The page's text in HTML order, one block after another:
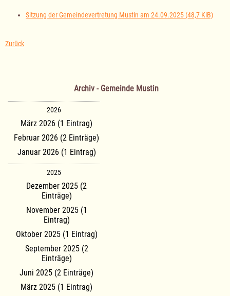
Sitzung der Gemeindevertretung Mustin am 24.09.2025 (48,7 KiB)
Zurück
Archiv - Gemeinde Mustin
2026
März 2026 (1 Eintrag)
Februar 2026 (2 Einträge)
Januar 2026 (1 Eintrag)
2025
Dezember 2025 (2
Einträge)
November 2025 (1
Eintrag)
Oktober 2025 (1 Eintrag)
September 2025 (2
Einträge)
Juni 2025 (2 Einträge)
März 2025 (1 Eintrag)